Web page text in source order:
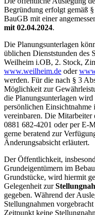
Begründung erfolgt gemäß
BauGB mit einer
mit 02.04.2024.
Die Planungsunterlagen
üblichen Dienststunden des
Weilheim i.OB, 2. Stock,
www.weilheim.de oder
werden. Für die nach § 3
Möglichkeit zur
die Planungsunterlagen
persönlichen Einsichtnahme
vereinbaren. Die Mitarbeiter
0881 682-4201 oder per E-
gerne beratend zur
Änderungsabsicht erläutert.
Der Öffentlichkeit,
Grundeigentümern im
Grundstücke, wird hiermit
Gelegenheit zur
gegeben. Während der
Stellungnahmen
Zeitpunkt keine